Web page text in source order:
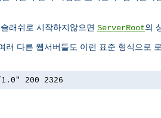
래쉬로 시작하지않으면 ServerRoot의
다른 웹서버들도 이런 표준 형식으로
200 2326